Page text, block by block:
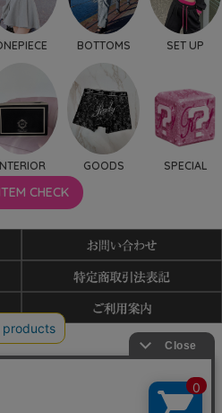
BOTTOMS SET UP
GOODS SPECIAL
CHECK